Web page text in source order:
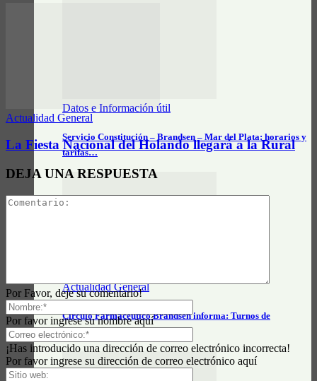
Datos e Información útil
Servicio Constitución – Brandsen – Mar del Plata: horarios y
tarifas…
Actualidad General
Círculo Farmacéutico Brandsen informa: Turnos de
farmacias – agosto 2026
Actualidad General
La Fiesta Nacional del Holando llegará a la Rural
DEJA UNA RESPUESTA
Por Favor, deje su comentario!
Por favor ingrese su nombre aquí
¡Has introducido una dirección de correo electrónico incorrecta!
Por favor ingrese su dirección de correo electrónico aquí